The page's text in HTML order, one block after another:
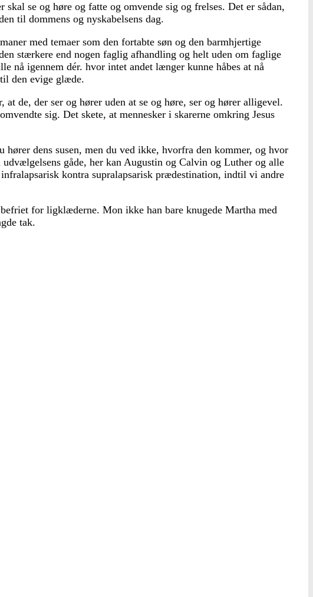
se og høre og fatte og omvende sig og frelses. Det er sådan,
til dommens og nyskabelsens dag.
med temaer som den fortabte søn og den barmhjertige
stærkere end nogen faglig afhandling og helt uden om faglige
nå igennem dér. hvor intet andet længer kunne håbes at nå
den evige glæde.
de, der ser og hører uden at se og høre, ser og hører alligevel.
sig. Det skete, at mennesker i skarerne omkring Jesus
dens susen, men du ved ikke, hvorfra den kommer, og hvor
gåde, her kan Augustin og Calvin og Luther og alle
kontra supralapsarisk prædestination, indtil vi andre
for ligklæderne. Mon ikke han bare knugede Martha med
tak.